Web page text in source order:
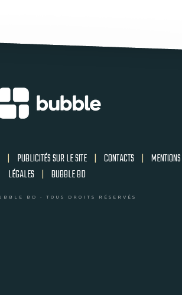
| PUBLICITÉS SUR LE SITE | CONTACTS | MENTIONS
LÉGALES | BUBBLE BD
BD - TOUS DROITS RÉSERVÉS